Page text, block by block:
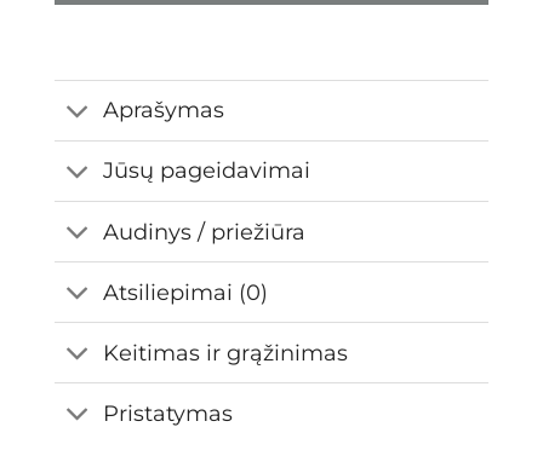
Aprašymas
Jūsų pageidavimai
Audinys / priežiūra
Atsiliepimai (0)
Keitimas ir grąžinimas
Pristatymas